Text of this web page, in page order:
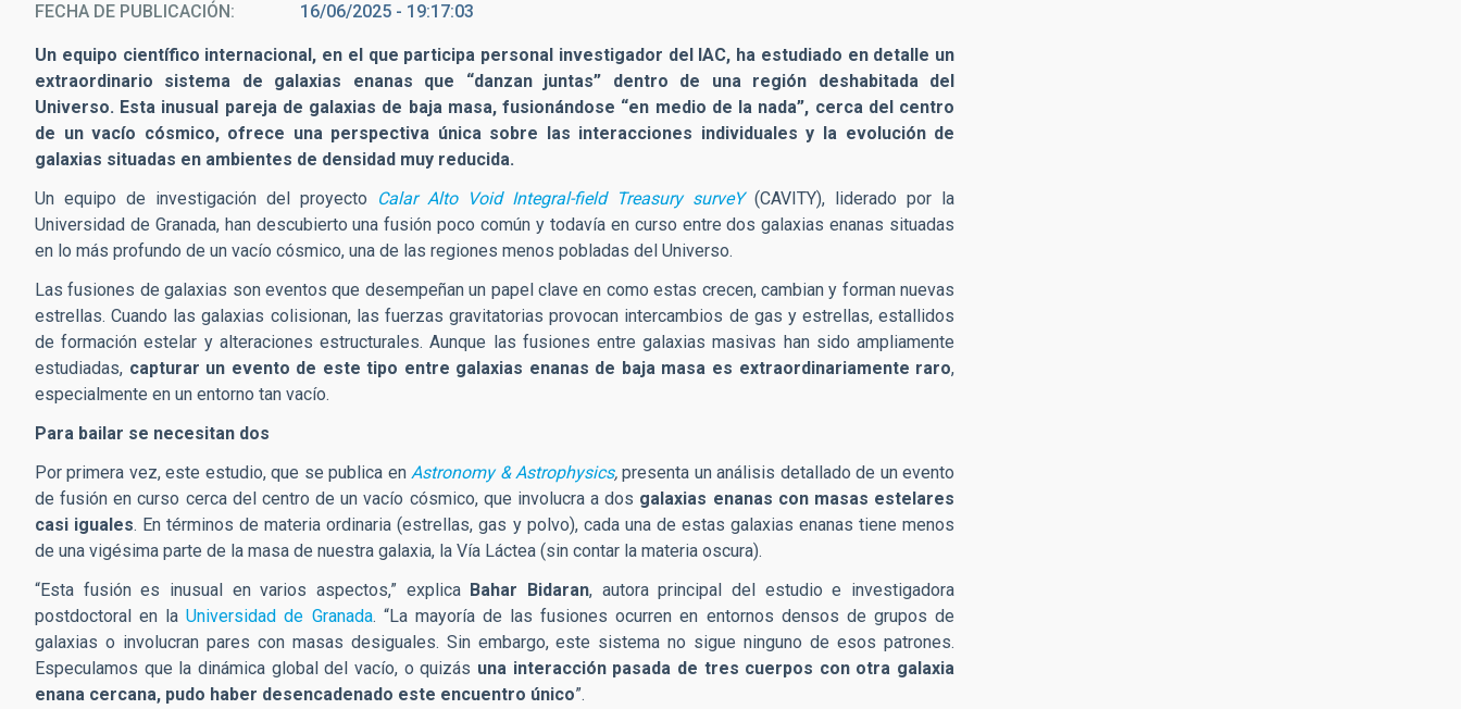
FECHA DE PUBLICACIÓN 16/06/2025 - 19:17:03
Un equipo científico internacional, en el que participa personal investigador del IAC, ha estudiado en detalle un
extraordinario sistema de galaxias enanas que “danzan juntas” dentro de una región deshabitada del
Universo. Esta inusual pareja de galaxias de baja masa, fusionándose “en medio de la nada”, cerca del centro
de un vacío cósmico, ofrece una perspectiva única sobre las interacciones individuales y la evolución de
galaxias situadas en ambientes de densidad muy reducida.
Un equipo de investigación del proyecto
Calar Alto Void Integral-field Treasury surveY(CAVITY), liderado por la
Universidad de Granada, han descubierto una fusión poco común y todavía en curso entre dos galaxias enanas situadas
en lo más profundo de un vacío cósmico, una de las regiones menos pobladas del Universo.
Las fusiones de galaxias son eventos que desempeñan un papel clave en como estas crecen, cambian y forman nuevas
estrellas. Cuando las galaxias colisionan, las fuerzas gravitatorias provocan intercambios de gas y estrellas, estallidos
de formación estelar y alteraciones estructurales. Aunque las fusiones entre galaxias masivas han sido ampliamente
estudiadas, capturar un evento de este tipo entre galaxias enanas de baja masa es extraordinariamente raro,
especialmente en un entorno tan vacío.
Para bailar se necesitan dos
Por primera vez, este estudio, que se publica enAstronomy & Astrophysics,presenta un análisis detallado de un evento
de fusión en curso cerca del centro de un vacío cósmico, que involucra a dos galaxias enanas con masas estelares
casi iguales. En términos de materia ordinaria (estrellas, gas y polvo), cada una de estas galaxias enanas tiene menos
de una vigésima parte de la masa de nuestra galaxia, la Vía Láctea (sin contar la materia oscura).
“Esta fusión es inusual en varios aspectos,” explica Bahar Bidaran, autora principal del estudio e investigadora
postdoctoral en laUniversidad de Granada. “La mayoría de las fusiones ocurren en entornos densos de grupos de
galaxias o involucran pares con masas desiguales. Sin embargo, este sistema no sigue ninguno de esos patrones.
Especulamos que la dinámica global del vacío, o quizás una interacción pasada de tres cuerpos con otra galaxia
enana cercana, pudo haber desencadenado este encuentro único”.